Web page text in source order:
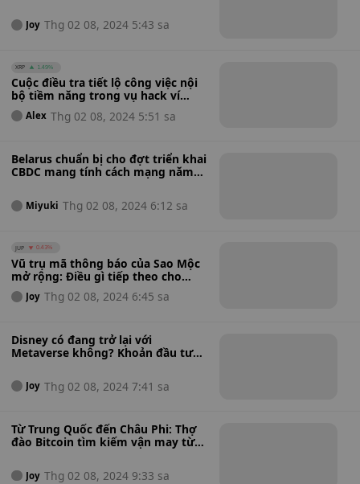
Joy Thg 02 08, 2024 5:43 sa
XRP 1.49%
Cuộc điều tra tiết lộ công việc nội
bộ tiềm năng trong vụ hack ví
Ripple trị giá 112,5 triệu USD
Alex Thg 02 08, 2024 5:51 sa
Belarus chuẩn bị cho đợt triển khai
CBDC mang tính cách mạng năm
Miyuki Thg 02 08, 2024 6:12 sa
JUP 0.43%
Vũ trụ mã thông báo của Sao Mộc
mở rộng: Điều gì tiếp theo cho
Launchpad LFG của Solana?
Joy Thg 02 08, 2024 6:45 sa
Disney có đang trở lại với
Metaverse không? Khoản đầu tư
nhiều người chú ý
Joy Thg 02 08, 2024 7:41 sa
Từ Trung Quốc đến Châu Phi: Thợ
đào Bitcoin tìm kiếm vận may từ
Joy Thg 02 08, 2024 9:33 sa